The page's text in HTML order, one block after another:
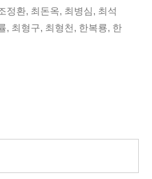
정환, 최돈옥, 최병심, 최석
, 최형구, 최형천 , 한복룡, 한